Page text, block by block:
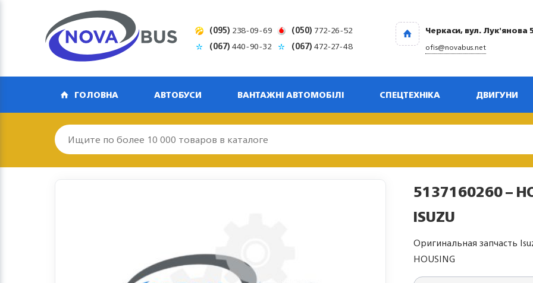
(095) 238-09-69 (050) 772-26-52
(067)440-90-32 (067)472-27-48
Черкаси, вул. Лук'янова
ofis@novabus.net
ГОЛОВНА АВТОБУСИ ВАНТАЖНІ АВТОМОБІЛІ СПЕЦТЕХНІКА ДВИГУНИ
5137160260 –
ISUZU
Оригинальная запчасть
HOUSING